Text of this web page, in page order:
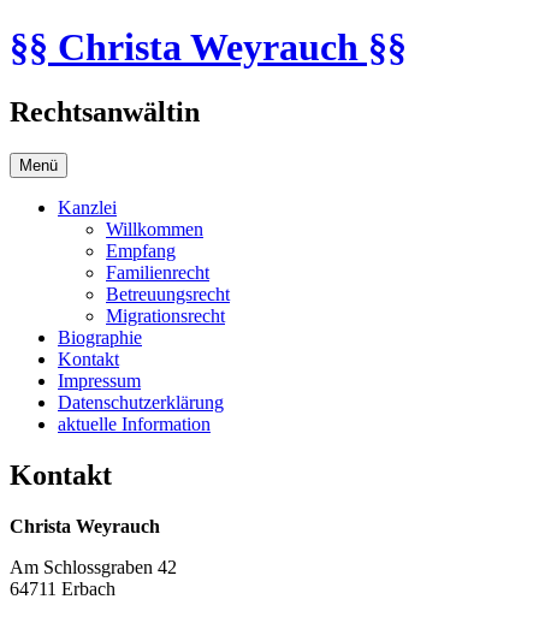
Zum
Inhalt
§§ Christa Weyrauch §§
Rechtsanwältin
Menü
Kanzlei
Willkommen
Empfang
Familienrecht
Betreuungsrecht
Migrationsrecht
Biographie
Kontakt
Impressum
Datenschutzerklärung
aktuelle Information
Kontakt
Christa Weyrauch
Am Schlossgraben 42
64711 Erbach